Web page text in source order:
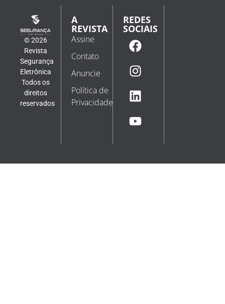
© 2026
Revista
Segurança
Eletrônica
Todos os
direitos
reservados
A
REVISTA
Assine
Contato
Anuncie
Política de
Privacidade
REDES
SOCIAIS